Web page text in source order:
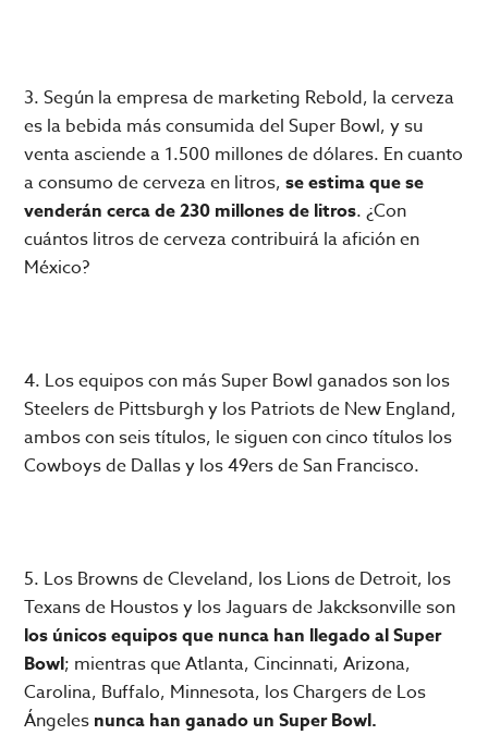
3. Según la empresa de marketing Rebold, la cerveza
es la bebida más consumida del Super Bowl, y su
venta asciende a 1.500 millones de dólares. En cuanto
a consumo de cerveza en litros,se estima que se
venderán cerca de 230 millones de litros. ¿Con
cuántos litros de cerveza contribuirá la afición en
México?
4. Los equipos con más Super Bowl ganados son los
Steelers de Pittsburgh y los Patriots de New England,
ambos con seis títulos, le siguen con cinco títulos los
Cowboys de Dallas y los 49ers de San Francisco.
5. Los Browns de Cleveland, los Lions de Detroit, los
Texans de Houstos y los Jaguars de Jakcksonville son
los únicos equipos que nunca han llegado al Super
Bowl; mientras que Atlanta, Cincinnati, Arizona,
Carolina, Buffalo, Minnesota, los Chargers de Los
Ángeles nunca han ganado un Super Bowl.